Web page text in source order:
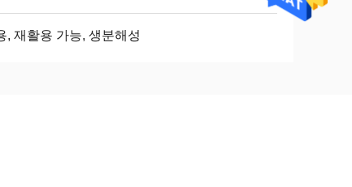
, 재활용 가능, 생분해성